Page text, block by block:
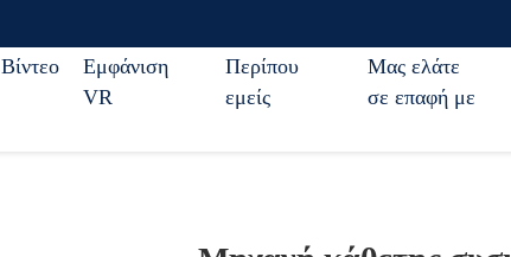
Βίντεο
Εμφάνιση
VR
Περίπου
εμείς
Μας ελάτε
σε επαφή με